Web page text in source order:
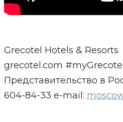
Grecotel Hotels & Resorts
grecotel.com
Представительство в
604-84-33 e-mail: